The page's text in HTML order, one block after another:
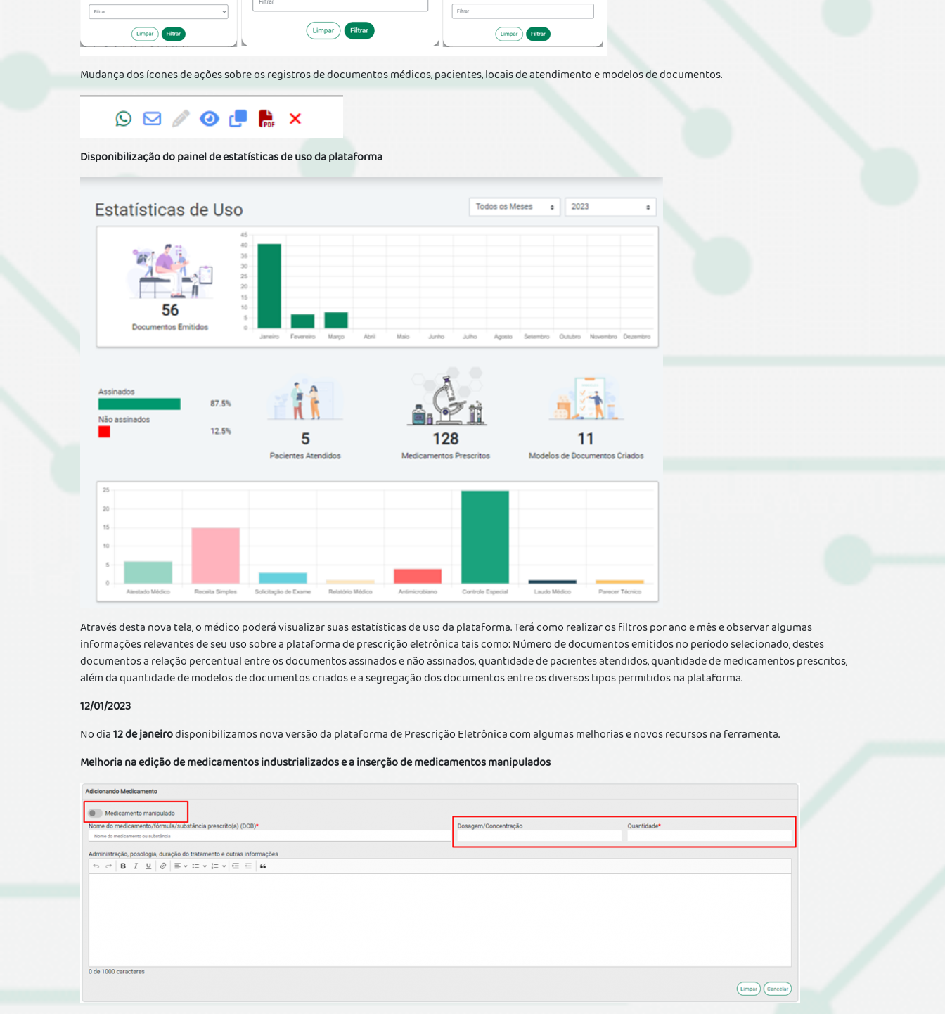
Mudança dos ícones de ações sobre os registros de documentos médicos, pacientes, locais de atendimento e modelos de documentos.
Disponibilização do painel de estatísticas de uso da plataforma
Através desta nova tela, o médico poderá visualizar suas estatísticas de uso da plataforma. Terá como realizar os filtros por ano e mês e observar algumas
informações relevantes de seu uso sobre a plataforma de prescrição eletrônica tais como: Número de documentos emitidos no período selecionado, destes
documentos a relação percentual entre os documentos assinados e não assinados, quantidade de pacientes atendidos, quantidade de medicamentos prescritos,
além da quantidade de modelos de documentos criados e a segregação dos documentos entre os diversos tipos permitidos na plataforma.
12/01/2023
No dia12 de janeirodisponibilizamos nova versão da plataforma de Prescrição Eletrônica com algumas melhorias e novos recursos na ferramenta.
Melhoria na edição de medicamentos industrializados e a inserção de medicamentos manipulados